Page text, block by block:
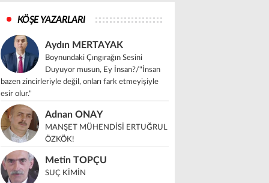
KÖŞE YAZARLARI
Aydın MERTAYAK
Boynundaki Çıngırağın Sesini
Duyuyor musun, Ey İnsan?/"İnsan
bazen zincirleriyle değil, onları fark etmeyişiyle
esir olur."
Adnan ONAY
MANŞET MÜHENDİSİ ERTUĞRUL
ÖZKÖK!
Metin TOPÇU
SUÇ KİMİN